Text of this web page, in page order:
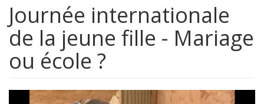
Journée internationale
de la jeune fille - Mariage
ou école ?